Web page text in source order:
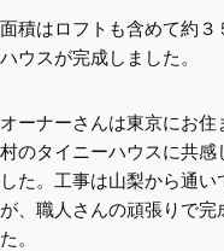
面積はロフトも含めて約
ハウスが完成しました。
オーナーさんは東京にお
村のタイニーハウスに共感
した。工事は山梨から通
が、職人さんの頑張りで
た。